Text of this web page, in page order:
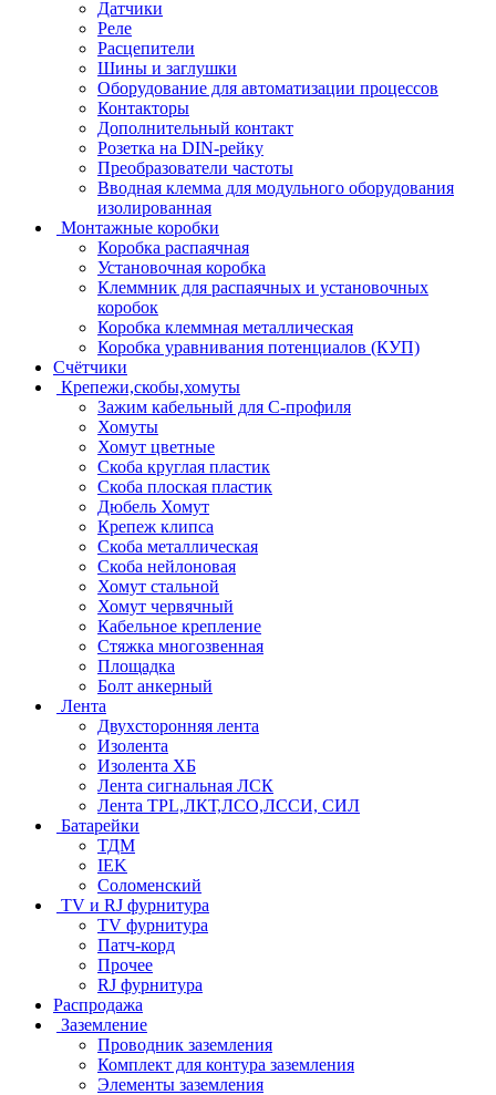
Датчики
Реле
Расцепители
Шины и заглушки
Оборудование для автоматизации процессов
Контакторы
Дополнительный контакт
Розетка на DIN-рейку
Преобразователи частоты
Вводная клемма для модульного оборудования
изолированная
Монтажные коробки
Коробка распаячная
Установочная коробка
Клеммник для распаячных и установочных
коробок
Коробка клеммная металлическая
Коробка уравнивания потенциалов (КУП)
Счётчики
Крепежи,скобы,хомуты
Зажим кабельный для С-профиля
Хомуты
Хомут цветные
Скоба круглая пластик
Скоба плоская пластик
Дюбель Хомут
Крепеж клипса
Скоба металлическая
Скоба нейлоновая
Хомут стальной
Хомут червячный
Кабельное крепление
Стяжка многозвенная
Площадка
Болт анкерный
Лента
Двухсторонняя лента
Изолента
Изолента ХБ
Лента сигнальная ЛСК
Лента TPL,ЛКТ,ЛСО,ЛССИ, СИЛ
Батарейки
ТДМ
IEK
Соломенский
TV и RJ фурнитура
TV фурнитура
Патч-корд
Прочее
RJ фурнитура
Распродажа
Заземление
Проводник заземления
Комплект для контура заземления
Элементы заземления